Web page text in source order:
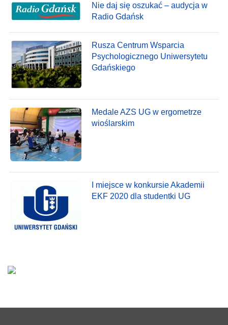
Nie daj się oszukać – audycja w
Radio Gdańsk
Rusza Centrum Wsparcia
Psychologicznego Uniwersytetu
Gdańskiego
Medale AZS UG w ergometrze
wioślarskim
I miejsce w konkursie Akademii
EKF 2020 dla studentki UG